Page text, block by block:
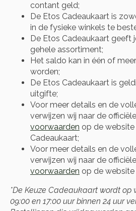
contant geld;
De Etos Cadeaukaart is
in de fysieke winkels te
De Etos Cadeaukaart geeft
gehele assortiment;
Het saldo kan in één of
worden;
De Etos Cadeaukaart is
uitgifte;
Voor meer details en de
verwijzen wij naar de officiële
voorwaarden op de
Cadeaukaart;
Voor meer details en de
verwijzen wij naar de officiële
voorwaarden op de website
*De Keuze Cadeaukaart wordt op
09:00 en 17:00 uur binnen 24 uur